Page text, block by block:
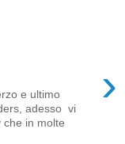
›
e ultimo
adesso vi
che in molte